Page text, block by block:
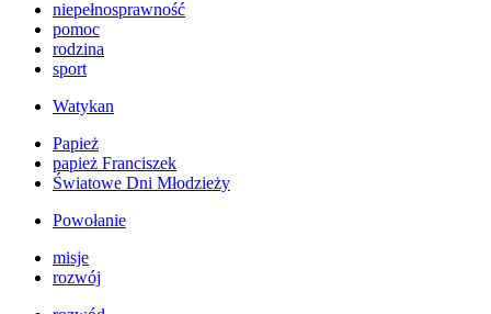
niepełnosprawność
pomoc
rodzina
sport
Watykan
Papież
papież Franciszek
Światowe Dni Młodzieży
Powołanie
misje
rozwój